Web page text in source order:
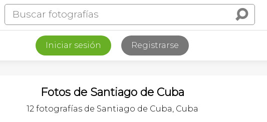
Iniciar sesión Registrarse
Fotos de Santiago de Cuba
12 fotografías de Santiago de Cuba, Cuba